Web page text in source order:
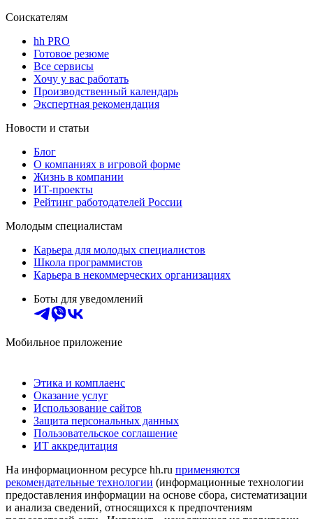
Соискателям
hh PRO
Готовое резюме
Все сервисы
Хочу у вас работать
Производственный календарь
Экспертная рекомендация
Новости и статьи
Блог
О компаниях в игровой форме
Жизнь в компании
ИТ-проекты
Рейтинг работодателей России
Молодым специалистам
Карьера для молодых специалистов
Школа программистов
Карьера в некоммерческих организациях
Боты для уведомлений
Мобильное приложение
Этика и комплаенс
Оказание услуг
Использование сайтов
Защита персональных данных
Пользовательское соглашение
ИТ аккредитация
На информационном ресурсе hh.ru применяются
рекомендательные технологии (информационные технологии
предоставления информации на основе сбора, систематизации
и анализа сведений, относящихся к предпочтениям